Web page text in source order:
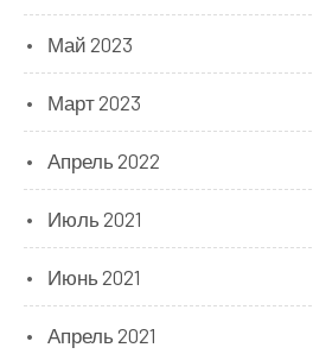
Май 2023
Март 2023
Апрель 2022
Июль 2021
Июнь 2021
Апрель 2021